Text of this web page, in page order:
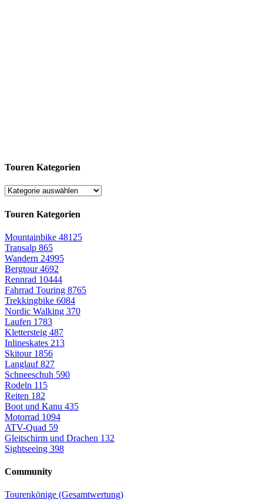
Touren Kategorien
Touren Kategorien
Mountainbike 48125
Transalp 865
Wandern 24995
Bergtour4692
Rennrad 10444
Fahrrad Touring 8765
Trekkingbike 6084
Nordic Walking 370
Laufen 1783
Klettersteig 487
Inlineskates 213
Skitour 1856
Langlauf827
Schneeschuh 590
Rodeln 115
Reiten 182
Boot und Kanu 435
Motorrad 1094
ATV-Quad 59
Gleitschirm und Drachen 132
Sightseeing 398
Community
Tourenkönige (Gesamtwertung)